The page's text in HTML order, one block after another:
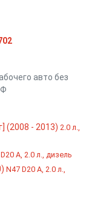
авто без
(2008 - 2013) 2.0 л.,
A, 2.0 л., дизель
N47 D20 A, 2.0 л.,